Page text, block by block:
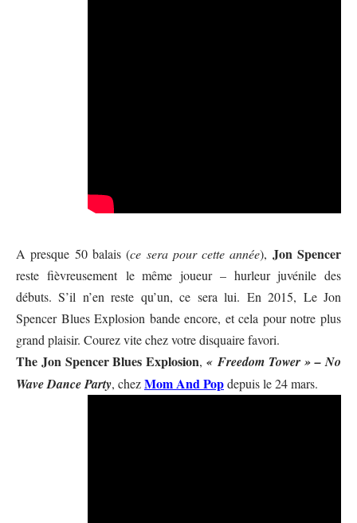
A presque 50 balais (ce sera pour cette année), Jon Spencer
reste fièvreusement le même joueur – hurleur juvénile des
débuts. S’il n’en reste qu’un, ce sera lui. En 2015, Le Jon
Spencer Blues Explosion bande encore, et cela pour notre plus
grand plaisir. Courez vite chez votre disquaire favori.
The Jon Spencer Blues Explosion,« Freedom Tower » – No
Wave Dance Party, chezMom And Popdepuis le 24 mars.